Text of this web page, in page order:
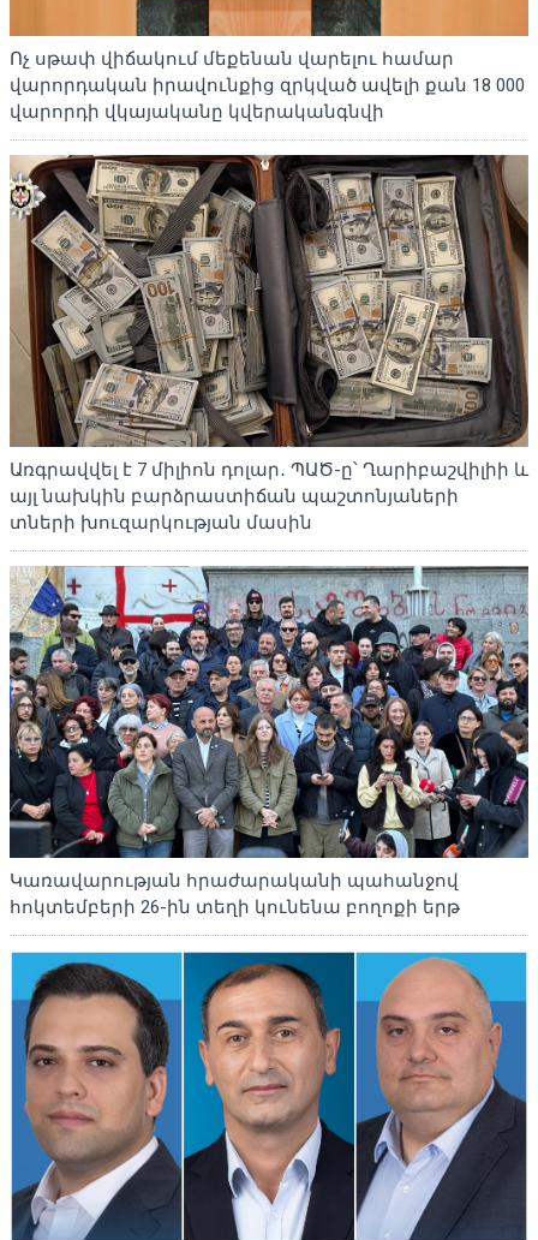
Ոչ սթափ վիճակում մեքենան վարելու համար
վարորդական իրավունքից զրկված ավելի քան 18 000
վարորդի վկայականը կվերականգնվի
Առգրավվել է 7 միլիոն դոլար․ ՊԱԾ-ը՝ Ղարիբաշվիլիի և
այլ նախկին բարձրաստիճան պաշտոնյաների
տների խուզարկության մասին
Կառավարության հրաժարականի պահանջով
հոկտեմբերի 26-ին տեղի կունենա բողոքի երթ